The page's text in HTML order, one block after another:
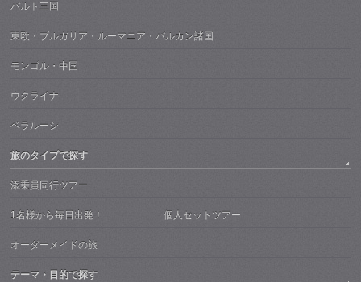
バルト三国
東欧・ブルガリア・ルーマニア・バルカン諸国
モンゴル・中国
ウクライナ
ベラルーシ
旅のタイプで探す
添乗員同行ツアー
1名様から毎日出発！ 個人セットツアー
オーダーメイドの旅
テーマ・目的で探す